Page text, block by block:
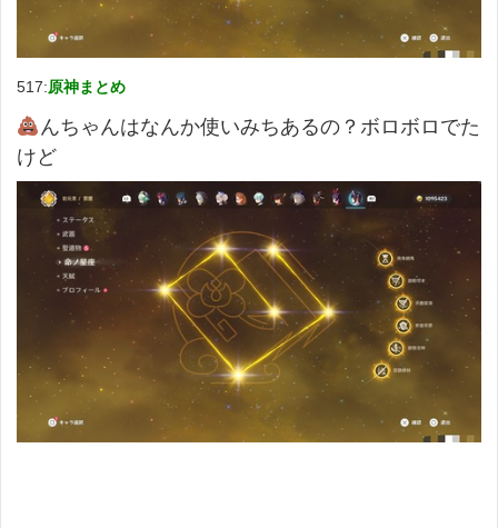
517:原神まとめ
んちゃんはなんか使いみちあるの？ボロボロでた
けど